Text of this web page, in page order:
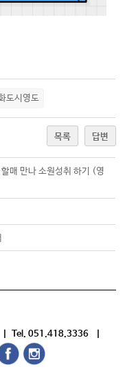
도시영도
목록 답변
매 만나 소원성취 하기 (영
터 | Tel. 051.418.3336 |